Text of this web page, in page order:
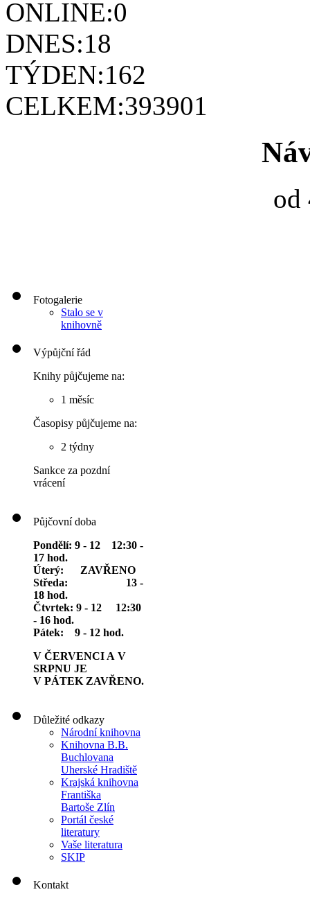
ONLINE:0
DNES:18
TÝDEN:162
CELKEM:393901
od
Fotogalerie
Stalo se v
knihovně
Výpůjční řád
Knihy půjčujeme na:
1 měsíc
Časopisy půjčujeme na:
2 týdny
Sankce za pozdní
vrácení
Půjčovní doba
Pondělí: 9 - 12 12:30 -
17 hod.
Úterý: ZAVŘENO
Středa: 13 -
18 hod.
Čtvrtek: 9 - 12 12:30
- 16 hod.
Pátek: 9 - 12 hod.
V ČERVENCI A V
SRPNU JE
V PÁTEK ZAVŘENO.
Důležité odkazy
Národní knihovna
Knihovna B.B.
Buchlovana
Uherské Hradiště
Krajská knihovna
Františka
Bartoše Zlín
Portál české
literatury
Vaše literatura
SKIP
Kontakt